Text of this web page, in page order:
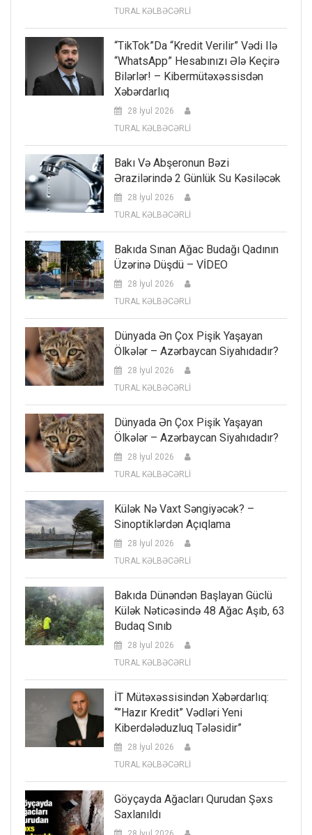
TURAL KƏLBƏCƏRLİ
“TikTok”da “kredit Verilir” Vədi Ilə
“WhatsApp” Hesabınızı Ələ Keçirə
Bilərlər! – Kibermütəxəssisdən
Xəbərdarlıq
28 İyul 2026
TURAL KƏLBƏCƏRLİ
Bakı Və Abşeronun Bəzi
Ərazilərində 2 Günlük Su Kəsiləcək
28 İyul 2026
TURAL KƏLBƏCƏRLİ
Bakıda Sınan Ağac Budağı Qadının
Üzərinə Düşdü – VİDEO
28 İyul 2026
TURAL KƏLBƏCƏRLİ
Dünyada Ən Çox Pişik Yaşayan
Ölkələr – Azərbaycan Siyahıdadır?
28 İyul 2026
TURAL KƏLBƏCƏRLİ
Dünyada Ən Çox Pişik Yaşayan
Ölkələr – Azərbaycan Siyahıdadır?
28 İyul 2026
TURAL KƏLBƏCƏRLİ
Külək Nə Vaxt Səngiyəcək? –
Sinoptiklərdən Açıqlama
28 İyul 2026
TURAL KƏLBƏCƏRLİ
Bakıda Dünəndən Başlayan Güclü
Külək Nəticəsində 48 Ağac Aşıb, 63
Budaq Sınıb
28 İyul 2026
TURAL KƏLBƏCƏRLİ
İT Mütəxəssisindən Xəbərdarlıq:
“”Hazır Kredit” Vədləri Yeni
Kiberdələduzluq Tələsidir”
28 İyul 2026
TURAL KƏLBƏCƏRLİ
Göyçayda Ağacları Qurudan Şəxs
Saxlanıldı